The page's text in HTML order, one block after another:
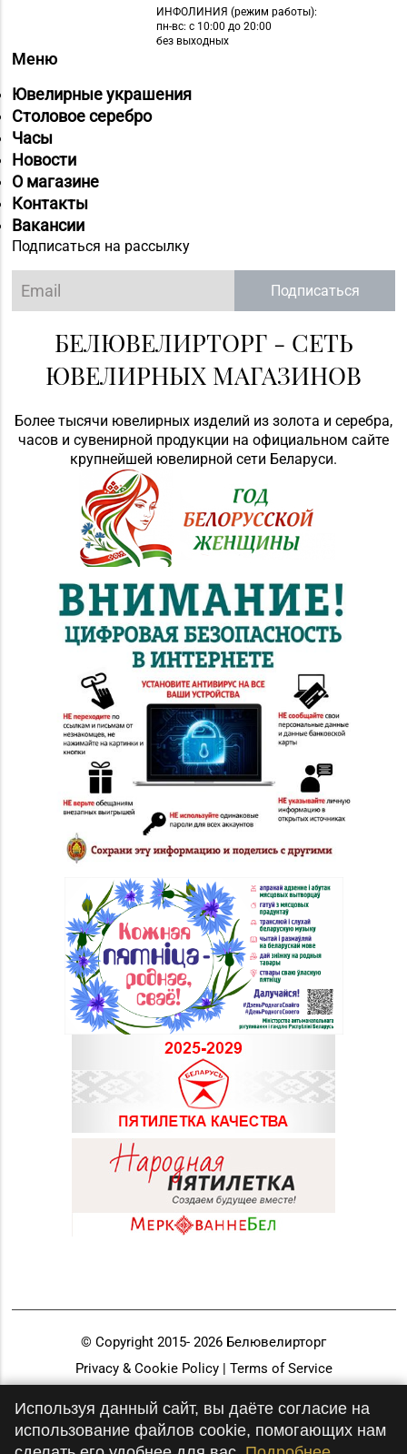
ИНФОЛИНИЯ (режим работы):
пн-вс: с 10:00 до 20:00
без выходных
Меню
Ювелирные украшения
Столовое серебро
Часы
Новости
О магазине
Контакты
Вакансии
Подписаться на рассылку
Подписаться
БЕЛЮВЕЛИРТОРГ - СЕТЬ
ЮВЕЛИРНЫХ МАГАЗИНОВ
Более тысячи ювелирных изделий из золота и серебра,
часов и сувенирной продукции на официальном сайте
крупнейшей ювелирной сети Беларуси.
© Copyright 2015- 2026 Белювелирторг
Privacy & Cookie Policy | Terms of Service
Используя данный сайт, вы даёте согласие на
использование файлов cookie, помогающих нам